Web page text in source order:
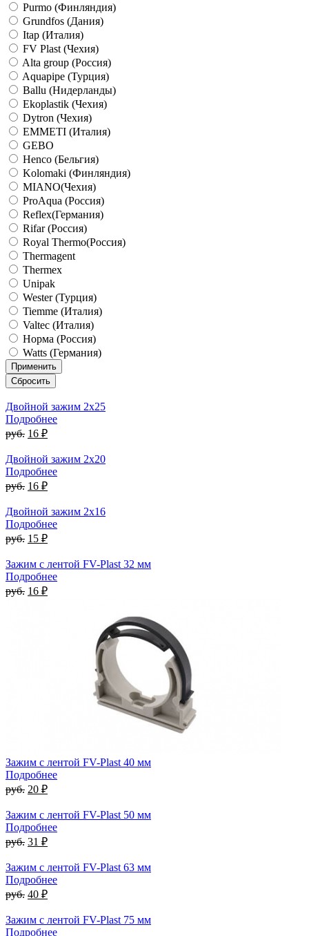
Purmo (Финляндия)
Grundfos (Дания)
Itap (Италия)
FV Plast (Чехия)
Alta group (Россия)
Aquapipe (Турция)
Ballu (Нидерланды)
Ekoplastik (Чехия)
Dytron (Чехия)
EMMETI (Италия)
GEBO
Henco (Бельгия)
Kolomaki (Финляндия)
MIANO(Чехия)
ProAqua (Россия)
Reflex(Германия)
Rifar (Россия)
Royal Thermo(Россия)
Thermagent
Thermex
Unipak
Wester (Турция)
Tiemme (Италия)
Valtec (Италия)
Норма (Россия)
Watts (Германия)
Двойной зажим 2x25
Подробнее
руб. 16 ₽
Двойной зажим 2x20
Подробнее
руб. 16 ₽
Двойной зажим 2x16
Подробнее
руб. 15 ₽
Зажим с лентой FV-Plast 32 мм
Подробнее
руб. 16 ₽
Зажим с лентой FV-Plast 40 мм
Подробнее
руб. 20 ₽
Зажим с лентой FV-Plast 50 мм
Подробнее
руб. 31 ₽
Зажим с лентой FV-Plast 63 мм
Подробнее
руб. 40 ₽
Зажим с лентой FV-Plast 75 мм
Подробнее